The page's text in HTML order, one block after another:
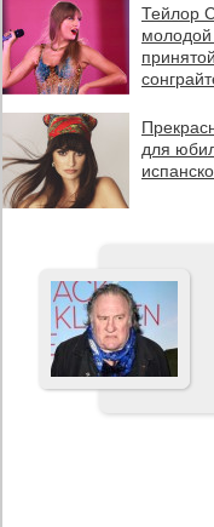
Тейлор
для